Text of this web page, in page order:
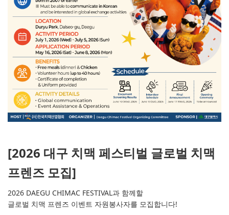
[2026 대구 치맥 페스티벌 글로벌 치맥
프렌즈 모집]
2026 DAEGU CHIMAC FESTIVAL과 함께할
글로벌 치맥 프렌즈 이벤트 자원봉사자를 모집합니다!